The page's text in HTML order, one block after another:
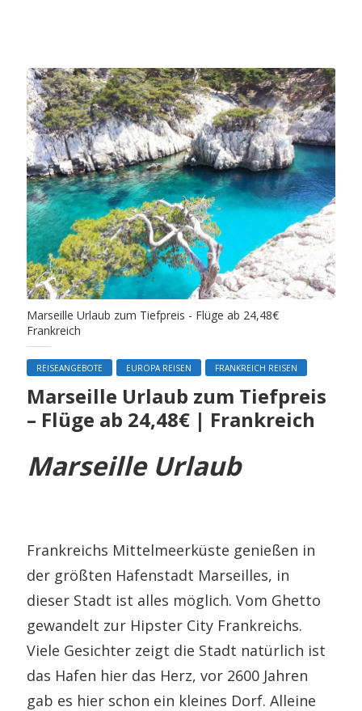
Marseille Urlaub zum Tiefpreis - Flüge ab 24,48€
Frankreich
REISEANGEBOTE EUROPA REISEN FRANKREICH REISEN
Marseille Urlaub zum Tiefpreis
– Flüge ab 24,48€ | Frankreich
Marseille Urlaub
Frankreichs Mittelmeerküste genießen in
der größten Hafenstadt Marseilles, in
dieser Stadt ist alles möglich. Vom Ghetto
gewandelt zur Hipster City Frankreichs.
Viele Gesichter zeigt die Stadt natürlich ist
das Hafen hier das Herz, vor 2600 Jahren
gab es hier schon ein kleines Dorf. Alleine